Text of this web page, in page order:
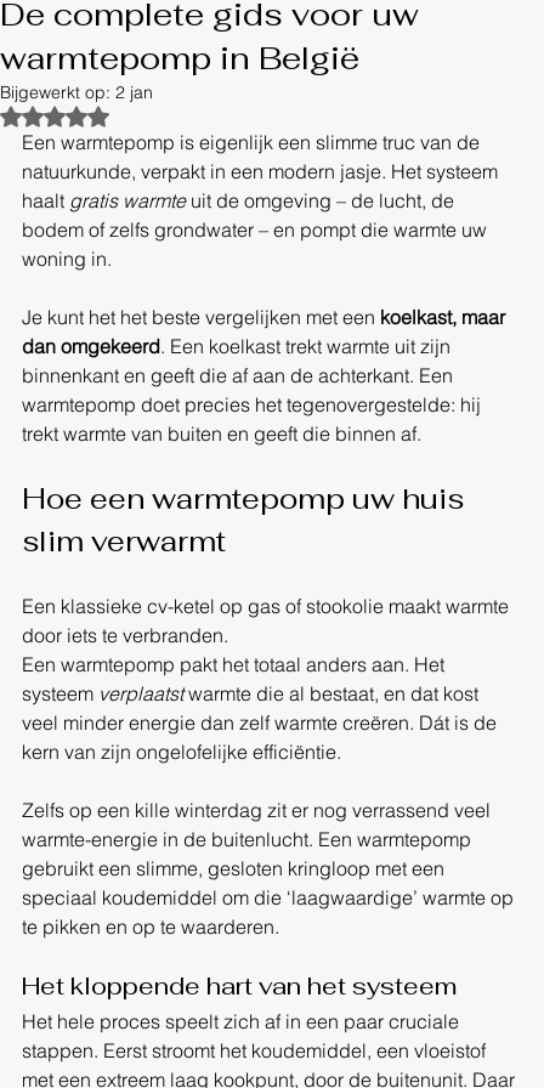
De complete gids voor uw
warmtepomp in België
Bijgewerkt op: 2 jan
Beoordeeld met NaN uit 5 sterren.
Een warmtepomp is eigenlijk een slimme truc van de
natuurkunde, verpakt in een modern jasje. Het systeem
haalt gratis warmte uit de omgeving – de lucht, de
bodem of zelfs grondwater – en pompt die warmte uw
woning in.
Je kunt het het beste vergelijken met een koelkast, maar
dan omgekeerd. Een koelkast trekt warmte uit zijn
binnenkant en geeft die af aan de achterkant. Een
warmtepomp doet precies het tegenovergestelde: hij
trekt warmte van buiten en geeft die binnen af.
Hoe een warmtepomp uw huis
slim verwarmt
Een klassieke cv-ketel op gas of stookolie maakt warmte
door iets te verbranden.
Een warmtepomp pakt het totaal anders aan. Het
systeem verplaatst warmte die al bestaat, en dat kost
veel minder energie dan zelf warmte creëren. Dát is de
kern van zijn ongelofelijke efficiëntie.
Zelfs op een kille winterdag zit er nog verrassend veel
warmte-energie in de buitenlucht. Een warmtepomp
gebruikt een slimme, gesloten kringloop met een
speciaal koudemiddel om die ‘laagwaardige’ warmte op
te pikken en op te waarderen.
Het kloppende hart van het systeem
Het hele proces speelt zich af in een paar cruciale
stappen. Eerst stroomt het koudemiddel, een vloeistof
met een extreem laag kookpunt, door de buitenunit. Daar